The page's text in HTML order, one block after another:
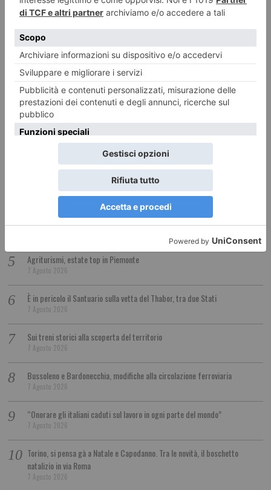
LE ULTIME 20
Via Roma ritrova la sua luce: termina il restauro dei lampioni storici
7 Agosto 2026
Ryo Kato, l’artista nipponico tutto da scoprire
7 Agosto 2026
Caldo, tregua solo temporanea: Torino e Piemonte verso un Ferragosto
7 Agosto 2026
Vino piemontese e clima: le richieste dal confronto in Regione
Agriturismi, estate top in Piemonte
7 Agosto 2026
È in pericolo il Santuario sulla vetta del Thabor, tra due Stati
7 Agosto 2026
Sui treni storici alla scoperta del territorio
7 Agosto 2026
Bussoleno e Bardonecchia, modifiche alla circolazione ferroviaria
7 Agosto 2026
“Onorare gli italiani caduti sul lavoro in ogni parte del mondo”
7 Agosto 2026
Torino, si pensa gà a Natale e Capodanno. Tra le novità, il boschetto
natalizio in via Roma
7 Agosto 2026